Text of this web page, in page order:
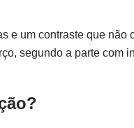
e um contraste que não
segundo a parte com